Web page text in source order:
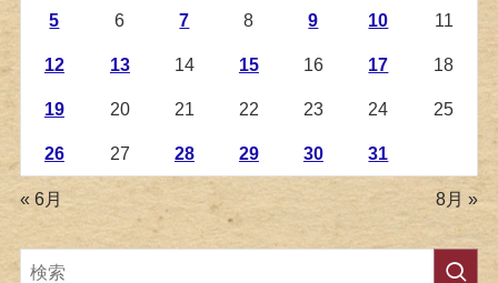
5 6 7 8 9 10 11
12 13 14 15 16 17 18
19 20 21 22 23 24 25
26 27 28 29 30 31
« 6月 8月 »